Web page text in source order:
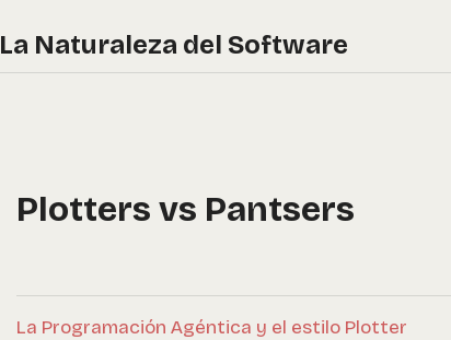
La Naturaleza del Software
Plotters vs Pantsers
La Programación Agéntica y el estilo Plotter